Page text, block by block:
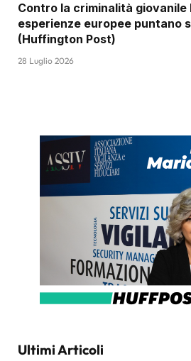
Contro la criminalità giovanile
esperienze europee puntano
(Huffington Post)
28 Luglio 2026
Ultimi Articoli